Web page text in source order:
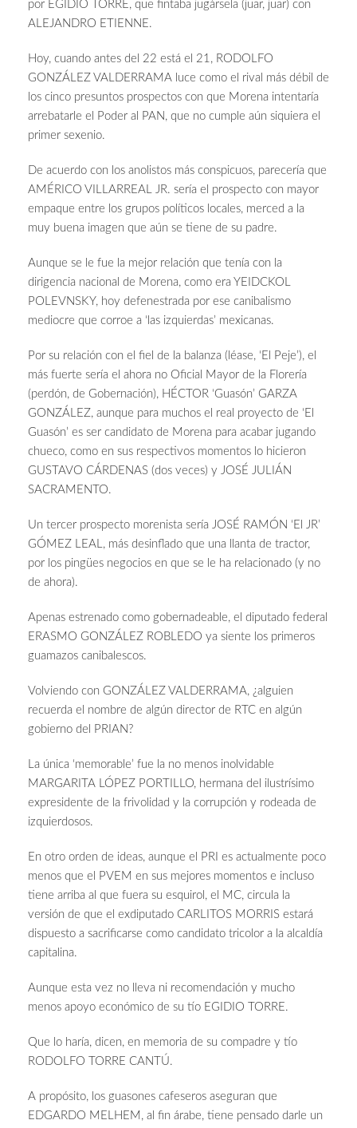
por EGIDIO TORRE, que fintaba jugársela (juar, juar) con
ALEJANDRO ETIENNE.
Hoy, cuando antes del 22 está el 21, RODOLFO
GONZÁLEZ VALDERRAMA luce como el rival más débil de
los cinco presuntos prospectos con que Morena intentaría
arrebatarle el Poder al PAN, que no cumple aún siquiera el
primer sexenio.
De acuerdo con los anolistos más conspicuos, parecería que
AMÉRICO VILLARREAL JR. sería el prospecto con mayor
empaque entre los grupos políticos locales, merced a la
muy buena imagen que aún se tiene de su padre.
Aunque se le fue la mejor relación que tenía con la
dirigencia nacional de Morena, como era YEIDCKOL
POLEVNSKY, hoy defenestrada por ese canibalismo
mediocre que corroe a ‘las izquierdas’ mexicanas.
Por su relación con el fiel de la balanza (léase, ‘El Peje’), el
más fuerte sería el ahora no Oficial Mayor de la Florería
(perdón, de Gobernación), HÉCTOR ‘Guasón’ GARZA
GONZÁLEZ, aunque para muchos el real proyecto de ‘El
Guasón’ es ser candidato de Morena para acabar jugando
chueco, como en sus respectivos momentos lo hicieron
GUSTAVO CÁRDENAS (dos veces) y JOSÉ JULIÁN
SACRAMENTO.
Un tercer prospecto morenista sería JOSÉ RAMÓN ‘El JR’
GÓMEZ LEAL, más desinflado que una llanta de tractor,
por los pingües negocios en que se le ha relacionado (y no
de ahora).
Apenas estrenado como gobernadeable, el diputado federal
ERASMO GONZÁLEZ ROBLEDO ya siente los primeros
guamazos canibalescos.
Volviendo con GONZÁLEZ VALDERRAMA, ¿alguien
recuerda el nombre de algún director de RTC en algún
gobierno del PRIAN?
La única ‘memorable’ fue la no menos inolvidable
MARGARITA LÓPEZ PORTILLO, hermana del ilustrísimo
expresidente de la frivolidad y la corrupción y rodeada de
izquierdosos.
En otro orden de ideas, aunque el PRI es actualmente poco
menos que el PVEM en sus mejores momentos e incluso
tiene arriba al que fuera su esquirol, el MC, circula la
versión de que el exdiputado CARLITOS MORRIS estará
dispuesto a sacrificarse como candidato tricolor a la alcaldía
capitalina.
Aunque esta vez no lleva ni recomendación y mucho
menos apoyo económico de su tío EGIDIO TORRE.
Que lo haría, dicen, en memoria de su compadre y tío
RODOLFO TORRE CANTÚ.
A propósito, los guasones cafeseros aseguran que
EDGARDO MELHEM, al fin árabe, tiene pensado darle un